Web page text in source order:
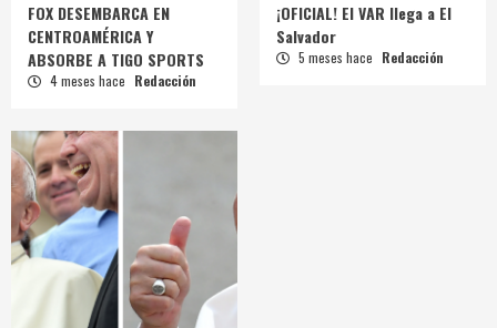
FOX DESEMBARCA EN
CENTROAMÉRICA Y
ABSORBE A TIGO SPORTS
4 meses hace Redacción
¡OFICIAL! El VAR llega a El
Salvador
5 meses hace Redacción